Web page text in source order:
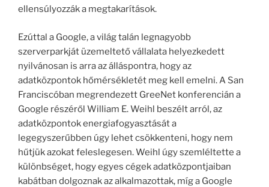
ellensúlyozzák a megtakarítások.
Ezúttal a Google, a világ talán legnagyobb
szerverparkját üzemeltető vállalata helyezkedett
nyilvánosan is arra az álláspontra, hogy az
adatközpontok hőmérsékletét meg kell emelni. A San
Franciscóban megrendezett GreeNet konferencián a
Google részéről William E. Weihl beszélt arról, az
adatközpontok energiafogyasztását a
legegyszerűbben úgy lehet csökkenteni, hogy nem
hűtjük azokat feleslegesen. Weihl úgy szemléltette a
különbséget, hogy egyes cégek adatközpontjaiban
kabátban dolgoznak az alkalmazottak, míg a Google